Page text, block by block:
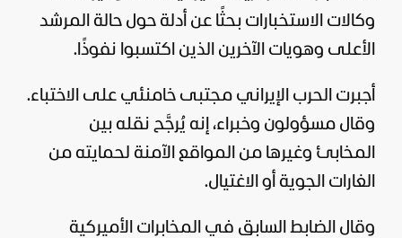
وكالات الاستخبارات بحثًا عن أدلة حول حالة المرشد
الأعلى وهويات الآخرين الذين اكتسبوا نفوذًا.
أجبرت الحرب الإيراني مجتبى خامنئي على الاختباء.
وقال مسؤولون وخبراء، إنه يُرجَّح نقله بين
المخابئ وغيرها من المواقع الآمنة لحمايته من
الغارات الجوية أو الاغتيال.
وقال الضابط السابق في المخابرات الأميركية